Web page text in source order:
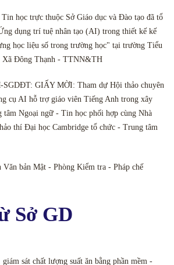
học trực thuộc Sở Giáo dục và Đào tạo đã tổ
dụng trí tuệ nhân tạo (AI) trong thiết kế kế
học liệu số trong trường học" tại trường Tiểu
Xã Đông Thạnh - TTNN&TH
SGDĐT: GIẤY MỜI: Tham dự Hội thảo chuyên
cụ AI hỗ trợ giáo viên Tiếng Anh trong xây
tâm Ngoại ngữ - Tin học phối hợp cùng Nhà
thí Đại học Cambridge tổ chức - Trung tâm
Văn bản Mật - Phòng Kiểm tra - Pháp chế
Sở GD
sát chất lượng suất ăn bằng phần mềm -